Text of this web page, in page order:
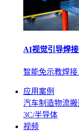
AI视觉引导焊
智能免示教焊接
应用案例
汽车制造物流搬
3C/半导体
视频